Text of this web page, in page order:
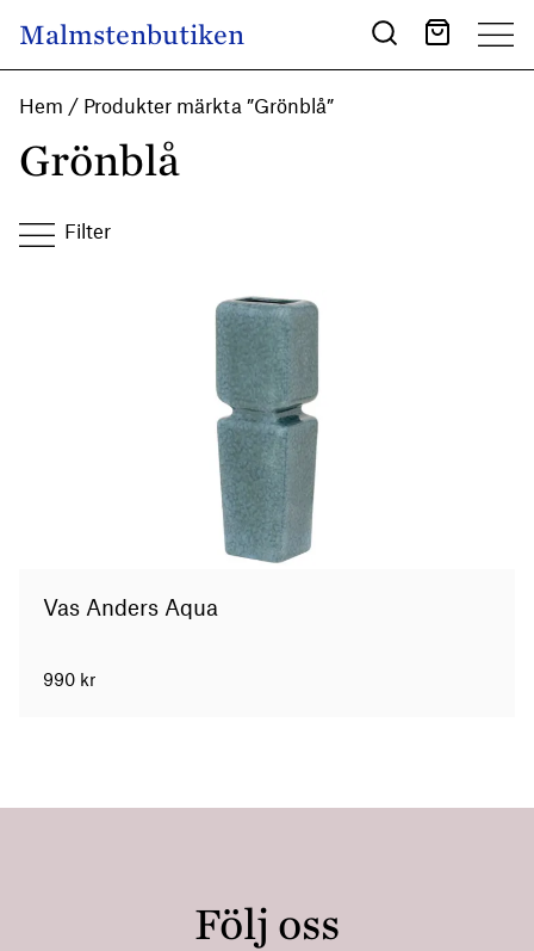
Main Navigation
Malmstenbutiken
Hem / Produkter märkta ”Grönblå”
Grönblå
Filter
Vas Anders Aqua
990 kr
Följ oss